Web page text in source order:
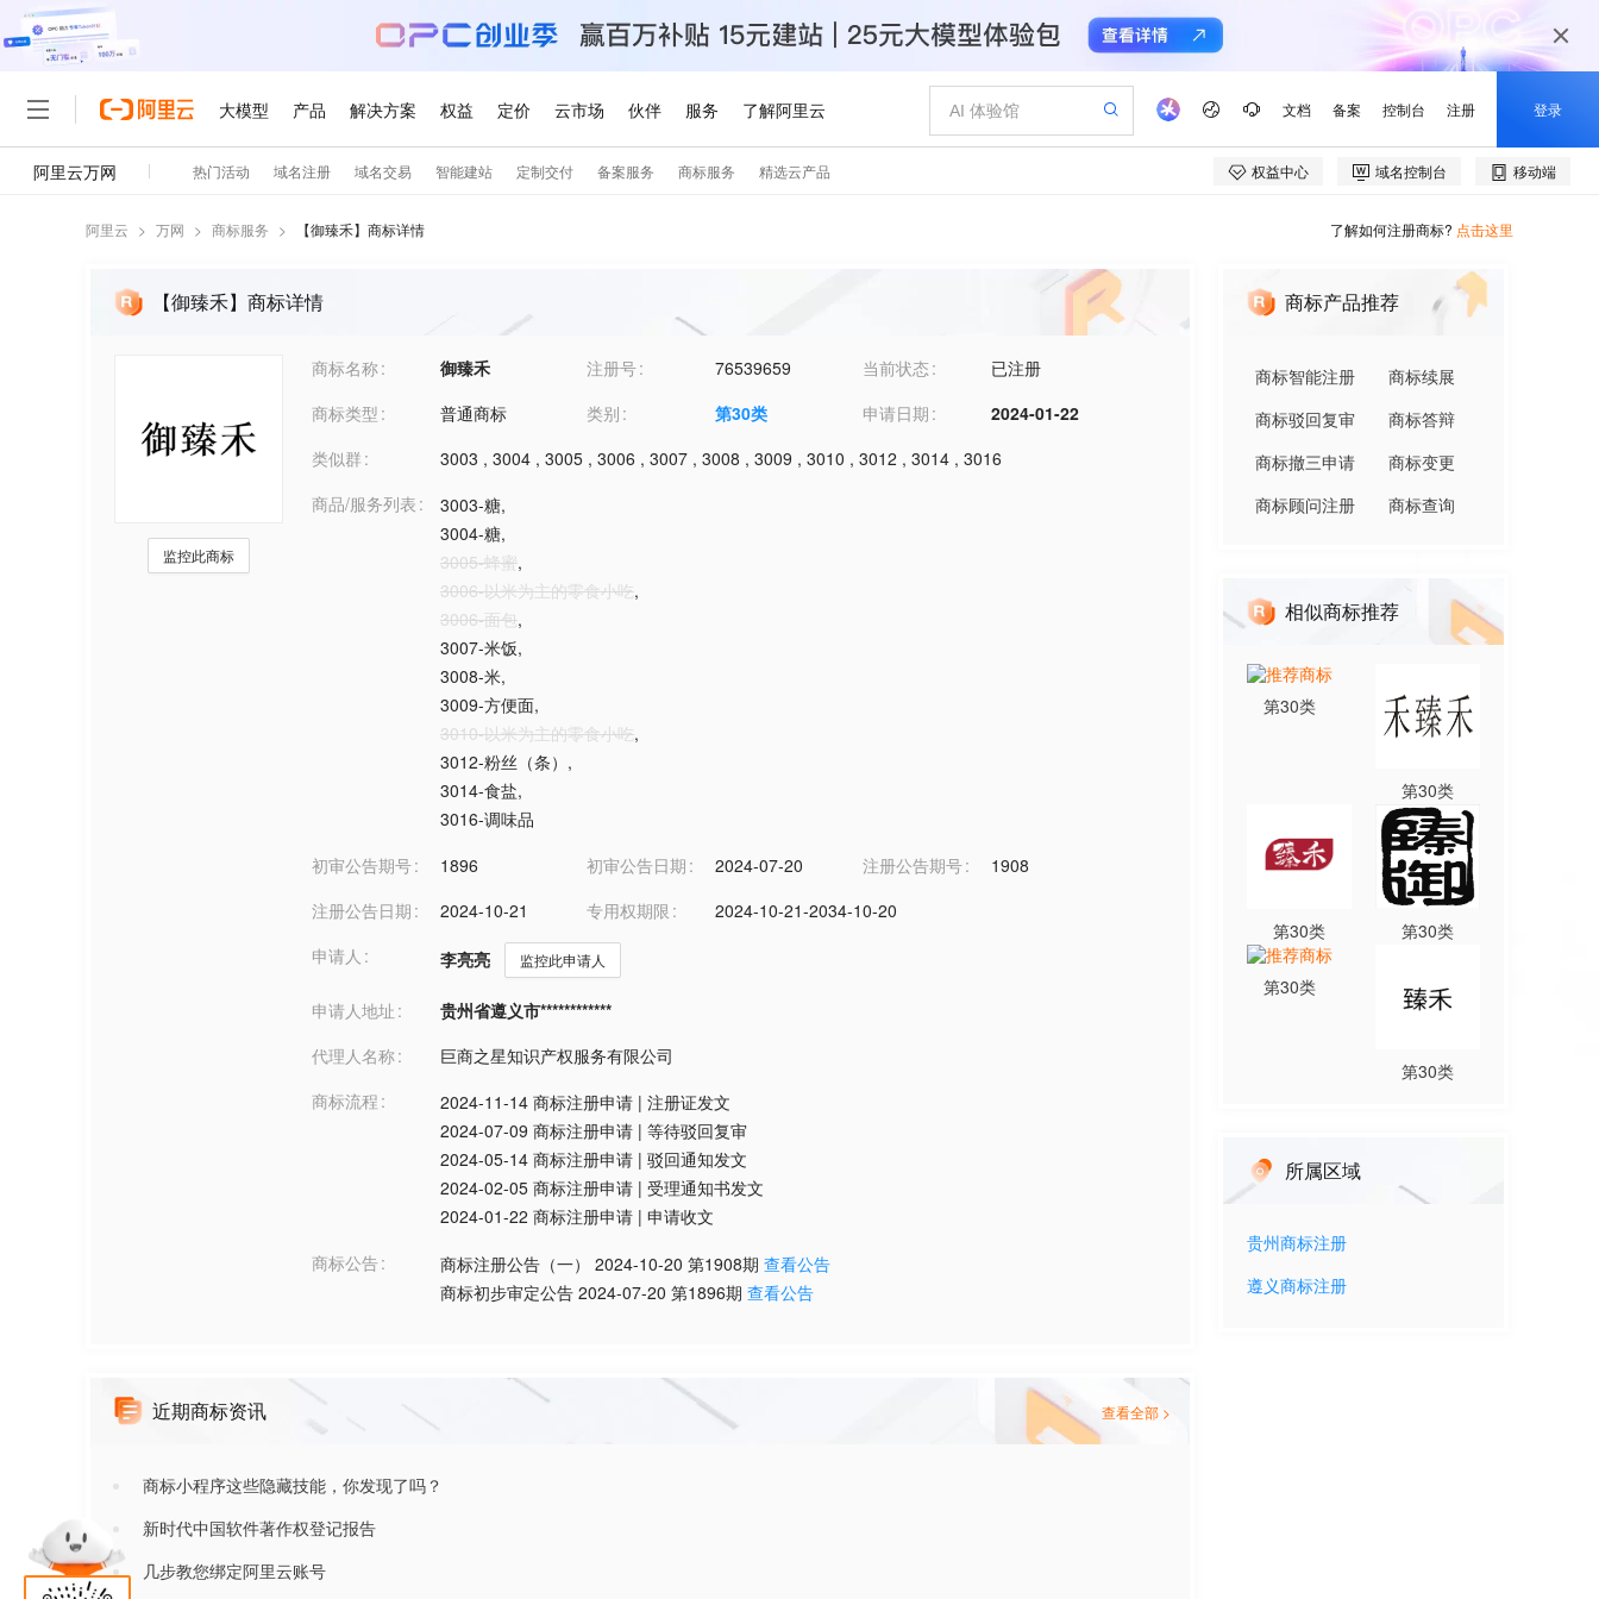
阿里云 > 万网 > 商标服务 > 【御臻禾】商标详情 了解如何注册商标? 点击这里
【御臻禾】商标详情
监控此商标
商标名称 御臻禾 注册号 76539659 当前状态
已注册
商标类型
普通商标 类别 第30类 申请日期
2024-01-22
类似群
3003 , 3004 , 3005 , 3006 , 3007 , 3008 , 3009 , 3010 , 3012 , 3014 , 3016
商品/服务列表
3003-糖,
3004-糖,
3005-蜂蜜,
3006-以米为主的零食小吃,
3006-面包,
3007-米饭,
3008-米,
3009-方便面,
3010-以米为主的零食小吃,
3012-粉丝（条） ,
3014-食盐,
3016-调味品
初审公告期号
1896 初审公告日期 2024-07-20 注册公告期号
1908
注册公告日期
2024-10-21 专用权期限
2024-10-21-2034-10-20
申请人
李亮亮 监控此申请人
申请人地址
贵州省遵义市************
代理人名称
巨商之星知识产权服务有限公司
商标流程
2024-11-14 商标注册申请 | 注册证发文
2024-07-09 商标注册申请 | 等待驳回复审
2024-05-14 商标注册申请 | 驳回通知发文
2024-02-05 商标注册申请 | 受理通知书发文
2024-01-22 商标注册申请 | 申请收文
商标公告
商标注册公告（一） 2024-10-20 第1908期 查看公告
商标初步审定公告 2024-07-20 第1896期 查看公告
近期商标资讯 查看全部 >
商标小程序这些隐藏技能，你发现了吗？
新时代中国软件著作权登记报告
几步教您绑定阿里云账号
商标产品推荐
商标智能注册
商标续展
商标驳回复审
商标答辩
商标撤三申请
商标变更
商标顾问注册
商标查询
相似商标推荐
第30类
第30类
第30类 第30类
第30类
第30类
所属区域
贵州 商标注册
遵义商标注册